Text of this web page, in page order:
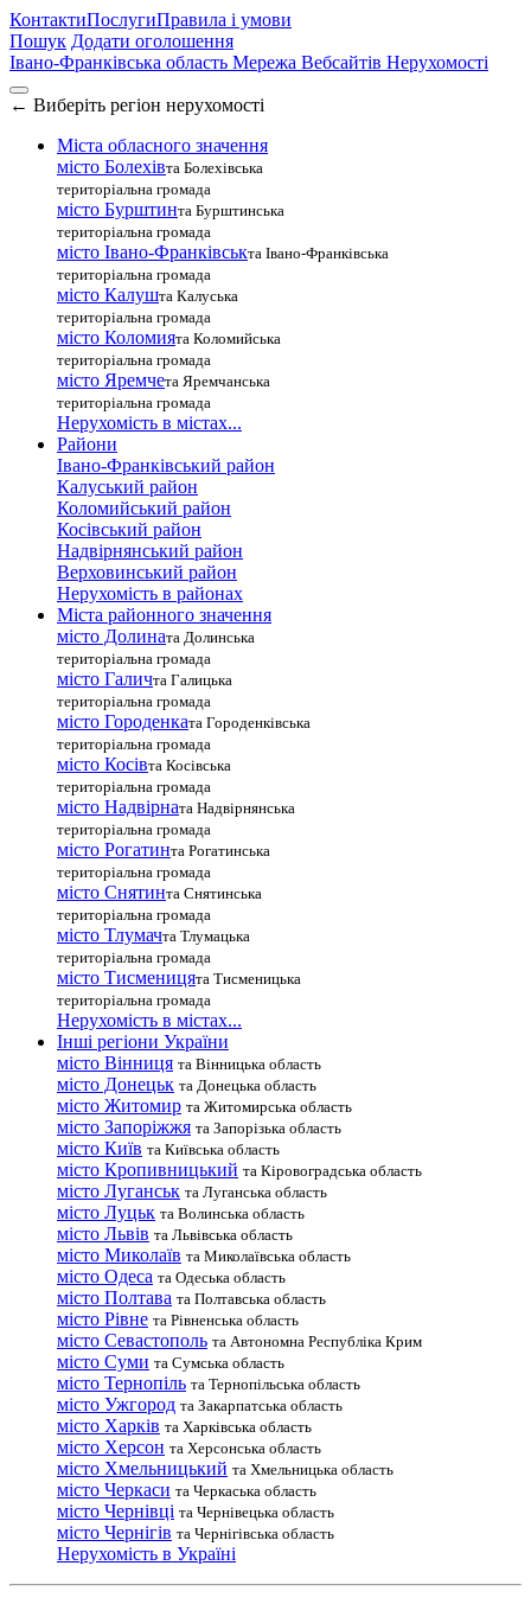
КонтактиПослугиПравила і умови
Пошук Додати оголошення
Івано-Франківська область Мережа Вебсайтів Нерухомості
← Виберіть регіон нерухомості
Міста обласного значення
місто Болехівта Болехівська
територіальна громада
місто Бурштинта Бурштинська
територіальна громада
місто Івано-Франківськта Івано-Франківська
територіальна громада
місто Калушта Калуська
територіальна громада
місто Коломията Коломийська
територіальна громада
місто Яремчета Яремчанська
територіальна громада
Нерухомість в містах...
Райони
Івано-Франківський район
Калуський район
Коломийський район
Косівський район
Надвірнянський район
Верховинський район
Нерухомість в районах
Міста районного значення
місто Долината Долинська
територіальна громада
місто Галичта Галицька
територіальна громада
місто Городенката Городенківська
територіальна громада
місто Косівта Косівська
територіальна громада
місто Надвірната Надвірнянська
територіальна громада
місто Рогатинта Рогатинська
територіальна громада
місто Снятинта Снятинська
територіальна громада
місто Тлумачта Тлумацька
територіальна громада
місто Тисменицята Тисменицька
територіальна громада
Нерухомість в містах...
Інші регіони України
місто Вінниця та Вінницька область
місто Донецьк та Донецька область
місто Житомир та Житомирська область
місто Запоріжжя та Запорізька область
місто Київ та Київська область
місто Кропивницький та Кіровоградська область
місто Луганськ та Луганська область
місто Луцьк та Волинська область
місто Львів та Львівська область
місто Миколаїв та Миколаївська область
місто Одеса та Одеська область
місто Полтава та Полтавська область
місто Рівне та Рівненська область
місто Севастополь та Автономна Республіка Крим
місто Суми та Сумська область
місто Тернопіль та Тернопільська область
місто Ужгород та Закарпатська область
місто Харків та Харківська область
місто Херсон та Херсонська область
місто Хмельницький та Хмельницька область
місто Черкаси та Черкаська область
місто Чернівці та Чернівецька область
місто Чернігів та Чернігівська область
Нерухомість в Україні